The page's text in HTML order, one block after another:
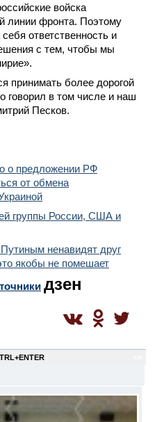
войска
линии фронта. Поэтому
ответственность и
с тем, чтобы мы
принимать более дорогой
говорил в том числе и наш
Песков.
о предложении РФ
от обмена
группы России, США и
ненавидят друг
якобы не помешает
дзен